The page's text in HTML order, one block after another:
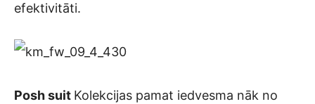
efektivitāti.
Posh suit Kolekcijas pamat iedvesma nāk no